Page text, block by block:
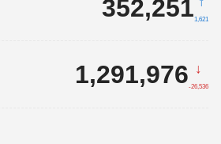
352,2511,621
1,291,976 ↓
-26,536